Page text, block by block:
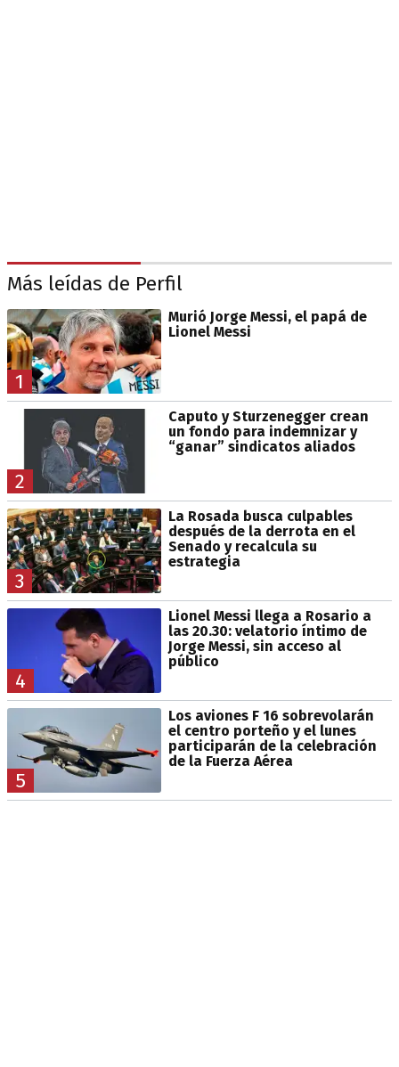
Más leídas de Perfil
1
Murió Jorge Messi, el papá de
Lionel Messi
2
Caputo y Sturzenegger crean
un fondo para indemnizar y
“ganar” sindicatos aliados
3
La Rosada busca culpables
después de la derrota en el
Senado y recalcula su
estrategia
4
Lionel Messi llega a Rosario a
las 20.30: velatorio íntimo de
Jorge Messi, sin acceso al
público
5
Los aviones F 16 sobrevolarán
el centro porteño y el lunes
participarán de la celebración
de la Fuerza Aérea